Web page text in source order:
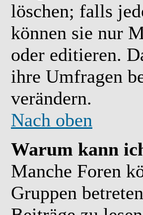
löschen; falls
können sie nur
oder editieren.
ihre Umfragen
verändern.
Nach oben
Warum kann
Manche Foren
Gruppen